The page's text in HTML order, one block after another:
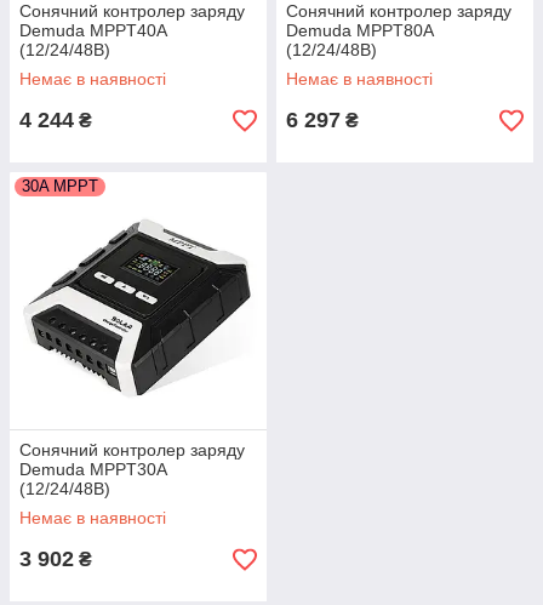
Сонячний контролер заряду
Demuda MPPT40А
(12/24/48В)
Немає в наявності
4 244 ₴
Сонячний контролер заряду
Demuda MPPT80А
(12/24/48В)
Немає в наявності
6 297 ₴
30A MPPT
Сонячний контролер заряду
Demuda MPPT30А
(12/24/48В)
Немає в наявності
3 902 ₴